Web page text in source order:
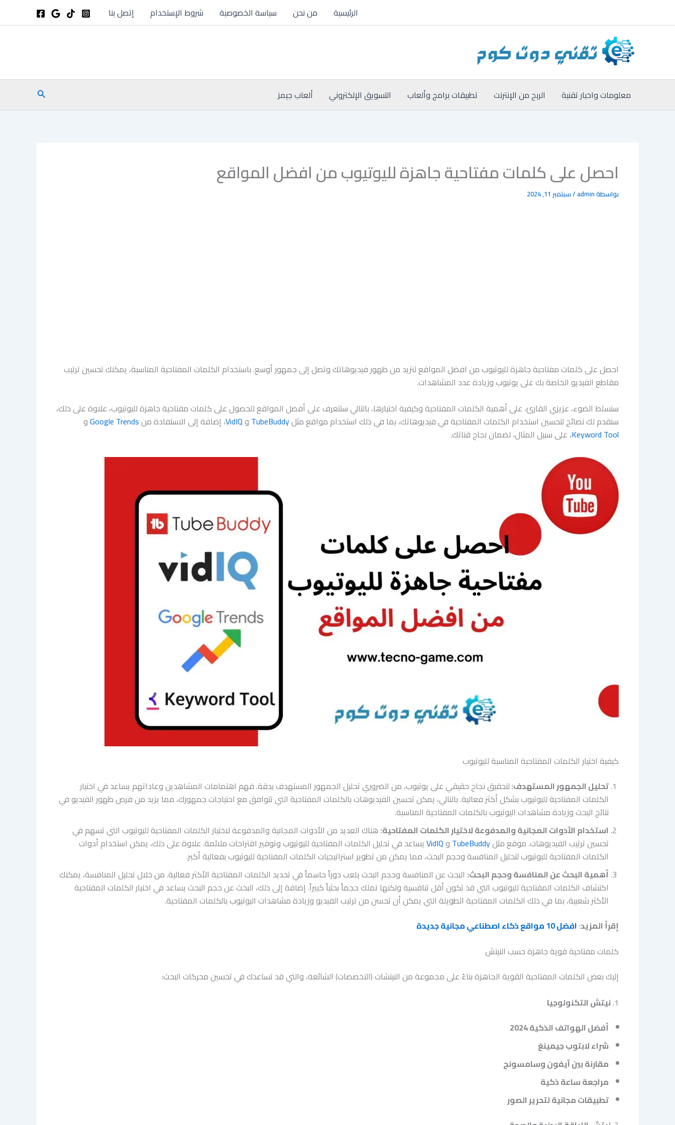
الرئيسية من نحن سياسة الخصوصية شروط الإستخدام إتصل بنا
معلومات واخبار تقنية الربح من الإنترنت تطبيقات برامج وألعاب التسويق الإلكتروني ألعاب جيمز البحث
احصل على كلمات مفتاحية جاهزة لليوتيوب من افضل المواقع
بواسطةadmin
/سبتمبر 11, 2024
احصل على كلمات مفتاحية جاهزة لليوتيوب من افضل المواقع لتزيد من ظهور فيديوهاتك وتصل إلى جمهور أوسع. باستخدام الكلمات المفتاحية المناسبة، يمكنك تحسين ترتيب
مقاطع الفيديو الخاصة بك على يوتيوب وزيادة عدد المشاهدات.
سنسلط الضوء، عزيزي القارئ، على أهمية الكلمات المفتاحية وكيفية اختيارها، بالتالي ستتعرف على أفضل المواقع للحصول على كلمات مفتاحية جاهزة لليوتيوب، علاوة على ذلك،
سنقدم لك نصائح لتحسين استخدام الكلمات المفتاحية في فيديوهاتك، بما في ذلك استخدام مواقع مثلTubeBuddy وVidIQ، إضافة إلى الاستفادة منGoogle Trendsو
Keyword Tool، على سبيل المثال، لضمان نجاح قناتك.
كيفية اختيار الكلمات المفتاحية المناسبة لليوتيوب
تحليل الجمهور المستهدف:لتحقيق نجاح حقيقي على يوتيوب، من الضروري تحليل الجمهور المستهدف بدقة. فهم اهتمامات المشاهدين وعاداتهم يساعد في اختيار
الكلمات المفتاحية لليوتيوب بشكل أكثر فعالية. بالتالي، يمكن تحسين الفيديوهات بالكلمات المفتاحية التي تتوافق مع احتياجات جمهورك، مما يزيد من فرص ظهور الفيديو في
نتائج البحث وزيادة مشاهدات اليوتيوب بالكلمات المفتاحية المناسبة.
استخدام الأدوات المجانية والمدفوعة لاختيار الكلمات المفتاحية: هناك العديد من الأدوات المجانية والمدفوعة لاختيار الكلمات المفتاحية لليوتيوب التي تسهم في
تحسين ترتيب الفيديوهات. موقع مثلTubeBuddy وVidIQ يساعد في تحليل الكلمات المفتاحية لليوتيوب وتوفير اقتراحات ملائمة. علاوة على ذلك، يمكن استخدام أدوات
الكلمات المفتاحية لليوتيوب لتحليل المنافسة وحجم البحث، مما يمكن من تطوير استراتيجيات الكلمات المفتاحية لليوتيوب بفعالية أكبر.
أهمية البحث عن المنافسة وحجم البحث: البحث عن المنافسة وحجم البحث يلعب دوراً حاسماً في تحديد الكلمات المفتاحية الأكثر فعالية. من خلال تحليل المنافسة، يمكنك
اكتشاف الكلمات المفتاحية لليوتيوب التي قد تكون أقل تنافسية ولكنها تملك حجماً بحثياً كبيراً. إضافة إلى ذلك، البحث عن حجم البحث يساعد في اختيار الكلمات المفتاحية
الأكثر شعبية، بما في ذلك الكلمات المفتاحية الطويلة التي يمكن أن تحسن من ترتيب الفيديو وزيادة مشاهدات اليوتيوب بالكلمات المفتاحية.
إقرأ المزيد:افضل 10 مواقع ذكاء اصطناعي مجانية جديدة
كلمات مفتاحية قوية جاهزة حسب النيتش
إليك بعض الكلمات المفتاحية القوية الجاهزة بناءً على مجموعة من النيتشات (التخصصات) الشائعة، والتي قد تساعدك في تحسين محركات البحث:
1. نيتش التكنولوجيا
أفضل الهواتف الذكية 2024
شراء لابتوب جيمينغ
مقارنة بين آيفون وسامسونج
مراجعة ساعة ذكية
تطبيقات مجانية لتحرير الصور